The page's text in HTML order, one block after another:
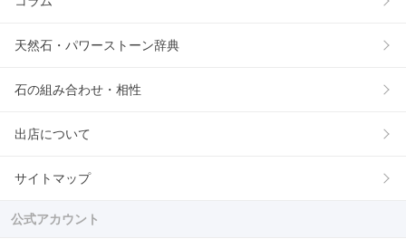
天然石・パワーストーン辞典
石の組み合わせ・相性
出店について
サイトマップ
公式アカウント